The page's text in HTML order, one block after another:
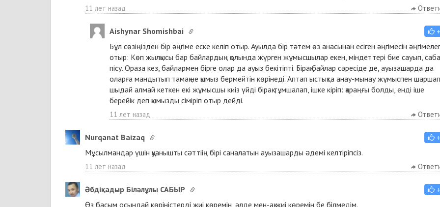
11 лет назад
Aishynar Shomishbai
Бұл сөзіңізден бір әңгіме еске келіп отыр. Ауылда бір тәтем өз анасынан есіген әңгімесін
отыр: Көп жылқысы бар байлардың қолында жүрген жұмысшылар екен, міндеттері бие сауып, саба
пісу. Ораза кез, байлармен бірге олар да ауыз бекітіпті. Бірақ байлар сәресіде де, ауызашарда да
оларға мандытып тамақ не қымыз бермейтін көрінеді. Аптап ыстықта анау-мынау жұмыспен
шыдай алмай кеткен екі жұмысшы киіз үйді бірақ тұмшалап, ішке кіріп: қараңғы болды, енді іше
берейік деп қымызды сіміріп отыр дейді.
11 лет назад
Nurqanat Baizaq
Мұсылмандар үшін қуанышты сəттіің бірі саналатын ауызашарды əдемі келтіріпсіз.
11 лет назад
Әбдіқадыр Біләлұлы САБЫР
Өз басым осындай көріністерді жиі көремін, әлде мен-ақ жиі көремін бе білмедім.